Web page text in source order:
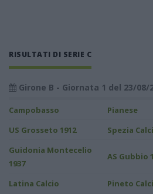
RISULTATI DI SERIE C
Girone B - Giornata 1 del 23/08/
Campobasso Pianese
US Grosseto 1912 Spezia
Guidonia Montecelio
1937
AS Gubbio
Latina Calcio Pineto